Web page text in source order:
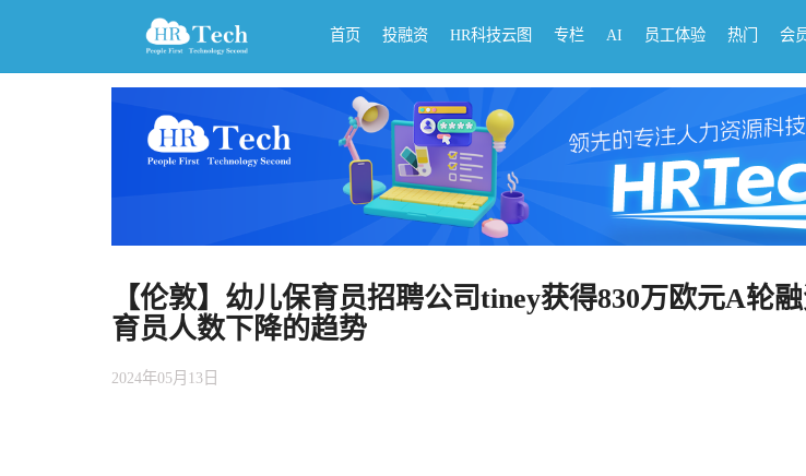
首页 投融资 HR科技云图 专栏 AI 员工体验 热门 会
【伦敦】幼儿保育员招聘公司tiney获得830万欧元A轮
育员人数下降的趋势
2024年05月13日